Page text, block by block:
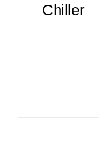
Chiller